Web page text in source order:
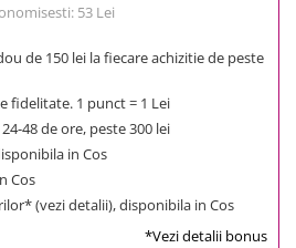
53 Lei
de 150 lei la fiecare achizitie de peste
fidelitate. 1 punct = 1 Lei
24-48 de ore, peste 300 lei
in Cos
Cos
(vezi detalii), disponibila in Cos
*Vezi detalii bonus